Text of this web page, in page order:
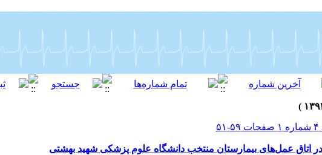
اتاق عمل‌های بیمارستان منتخب دانشگاه علوم پزشکی شهید بهشتی